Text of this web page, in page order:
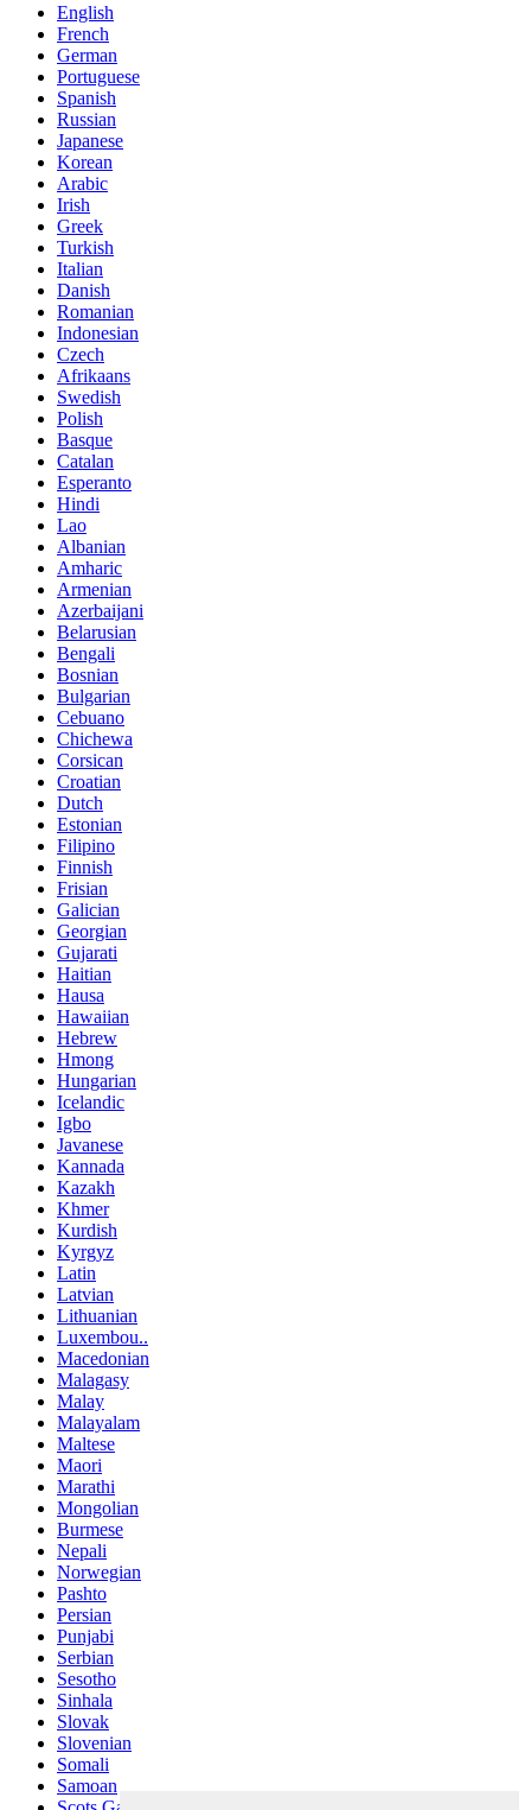
English
French
German
Portuguese
Spanish
Russian
Japanese
Korean
Arabic
Irish
Greek
Turkish
Italian
Danish
Romanian
Indonesian
Czech
Afrikaans
Swedish
Polish
Basque
Catalan
Esperanto
Hindi
Lao
Albanian
Amharic
Armenian
Azerbaijani
Belarusian
Bengali
Bosnian
Bulgarian
Cebuano
Chichewa
Corsican
Croatian
Dutch
Estonian
Filipino
Finnish
Frisian
Galician
Georgian
Gujarati
Haitian
Hausa
Hawaiian
Hebrew
Hmong
Hungarian
Icelandic
Igbo
Javanese
Kannada
Kazakh
Khmer
Kurdish
Kyrgyz
Latin
Latvian
Lithuanian
Luxembou..
Macedonian
Malagasy
Malay
Malayalam
Maltese
Maori
Marathi
Mongolian
Burmese
Nepali
Norwegian
Pashto
Persian
Punjabi
Serbian
Sesotho
Sinhala
Slovak
Slovenian
Somali
Samoan